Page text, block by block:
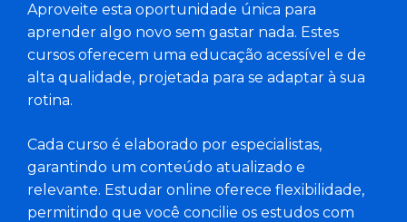
Aproveite esta oportunidade única para
aprender algo novo sem gastar nada. Estes
cursos oferecem uma educação acessível e de
alta qualidade, projetada para se adaptar à sua
rotina.
Cada curso é elaborado por especialistas,
garantindo um conteúdo atualizado e
relevante. Estudar online oferece flexibilidade,
permitindo que você concilie os estudos com